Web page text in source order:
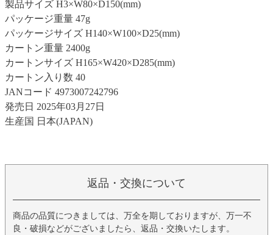
製品サイズ H3×W80×D150(mm)
パッケージ重量 47g
パッケージサイズ H140×W100×D25(mm)
カートン重量 2400g
カートンサイズ H165×W420×D285(mm)
カートン入り数 40
JANコード 4973007242796
発売日 2025年03月27日
生産国 日本(JAPAN)
返品・交換について
商品の品質につきましては、万全を期しておりますが、万一不
良・破損などがございましたら、返品・交換いたします。